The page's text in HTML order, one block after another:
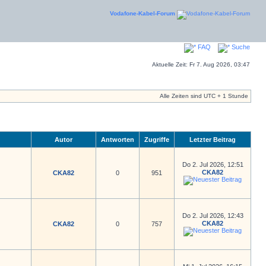
Vodafone-Kabel-Forum
FAQ Suche
Aktuelle Zeit: Fr 7. Aug 2026, 03:47
Alle Zeiten sind UTC + 1 Stunde
Autor Antworten Zugriffe Letzter Beitrag
CKA82 0 951
Do 2. Jul 2026, 12:51
CKA82
CKA82 0 757
Do 2. Jul 2026, 12:43
CKA82